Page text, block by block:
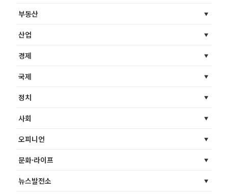
부동산
산업
경제
국제
정치
사회
오피니언
문화·라이프
뉴스발전소